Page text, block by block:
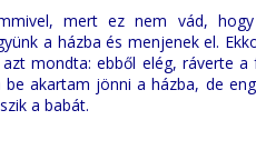
mert ez nem vád,
a házba és menjenek el.
mondta: ebből elég, ráverte
akartam jönni a házba, de
a babát.